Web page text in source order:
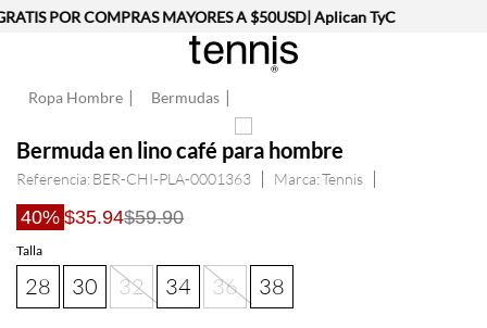
POR COMPRAS MAYORES A $50USD| Aplican TyC
Ropa Hombre Bermudas
Bermuda en lino café para hombre
Referencia: BER-CHI-PLA-0001363 Tennis
40% $35.94$59.90
Talla
28 30 32 34 36 38